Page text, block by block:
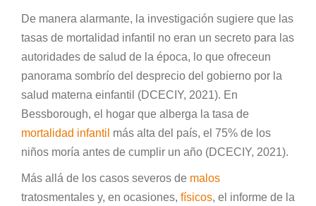
De manera alarmante, la investigación sugiere que las
tasas de mortalidad infantil no eran un secreto para las
autoridades de salud de la época, lo que ofreceun
panorama sombrío del desprecio del gobierno por la
salud materna einfantil (DCECIY, 2021). En
Bessborough, el hogar que alberga la tasa de
mortalidad infantil más alta del país, el 75% de los
niños moría antes de cumplir un año (DCECIY, 2021).
Más allá de los casos severos de malos
tratosmentales y, en ocasiones, físicos, el informe de la